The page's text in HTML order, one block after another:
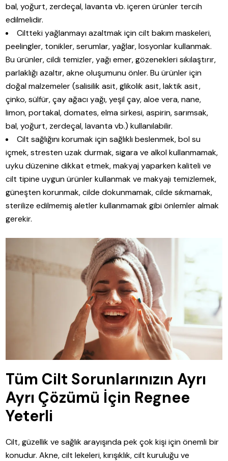
bal, yoğurt, zerdeçal, lavanta vb. içeren ürünler tercih
edilmelidir.
Ciltteki yağlanmayı azaltmak için cilt bakım maskeleri,
peelingler, tonikler, serumlar, yağlar, losyonlar kullanmak.
Bu ürünler, cildi temizler, yağı emer, gözenekleri sıkılaştırır,
parlaklığı azaltır, akne oluşumunu önler. Bu ürünler için
doğal malzemeler (salisilik asit, glikolik asit, laktik asit,
çinko, sülfür, çay ağacı yağı, yeşil çay, aloe vera, nane,
limon, portakal, domates, elma sirkesi, aspirin, sarımsak,
bal, yoğurt, zerdeçal, lavanta vb.) kullanılabilir.
Cilt sağlığını korumak için sağlıklı beslenmek, bol su
içmek, stresten uzak durmak, sigara ve alkol kullanmamak,
uyku düzenine dikkat etmek, makyaj yaparken kaliteli ve
cilt tipine uygun ürünler kullanmak ve makyajı temizlemek,
güneşten korunmak, cilde dokunmamak, cilde sıkmamak,
sterilize edilmemiş aletler kullanmamak gibi önlemler almak
gerekir.
Tüm Cilt Sorunlarınızın Ayrı
Ayrı Çözümü İçin Regnee
Yeterli
Cilt, güzellik ve sağlık arayışında pek çok kişi için önemli bir
konudur. Akne, cilt lekeleri, kırışıklık, cilt kuruluğu ve